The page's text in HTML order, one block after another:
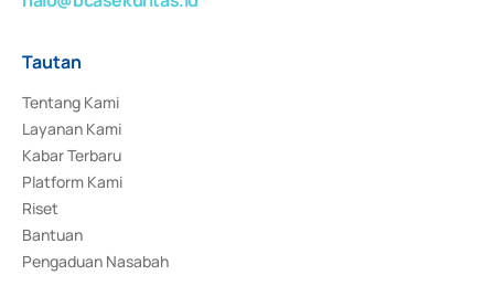
Tautan
Tentang Kami
Layanan Kami
Kabar Terbaru
Platform Kami
Riset
Bantuan
Pengaduan Nasabah